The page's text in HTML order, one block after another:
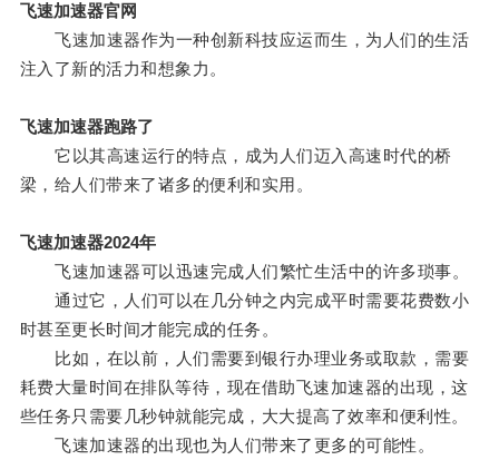
飞速加速器官网
飞速加速器作为一种创新科技应运而生，为人们的生活
注入了新的活力和想象力。
飞速加速器跑路了
它以其高速运行的特点，成为人们迈入高速时代的桥
梁，给人们带来了诸多的便利和实用。
飞速加速器2024年
飞速加速器可以迅速完成人们繁忙生活中的许多琐事。
通过它，人们可以在几分钟之内完成平时需要花费数小
时甚至更长时间才能完成的任务。
比如，在以前，人们需要到银行办理业务或取款，需要
耗费大量时间在排队等待，现在借助飞速加速器的出现，这
些任务只需要几秒钟就能完成，大大提高了效率和便利性。
飞速加速器的出现也为人们带来了更多的可能性。